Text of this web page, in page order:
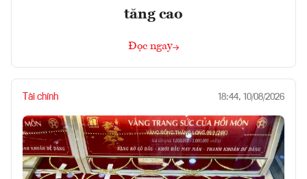
tăng cao
Đọc ngay
Tài chính 18:44, 10/08/2026